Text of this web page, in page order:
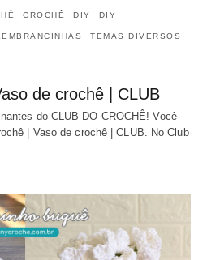
CROCHÊ DIY DIY
TEMAS DIVERSOS
de crochê | CLUB
do CLUB DO CROCHÊ! Você
| Vaso de crochê | CLUB. No Club